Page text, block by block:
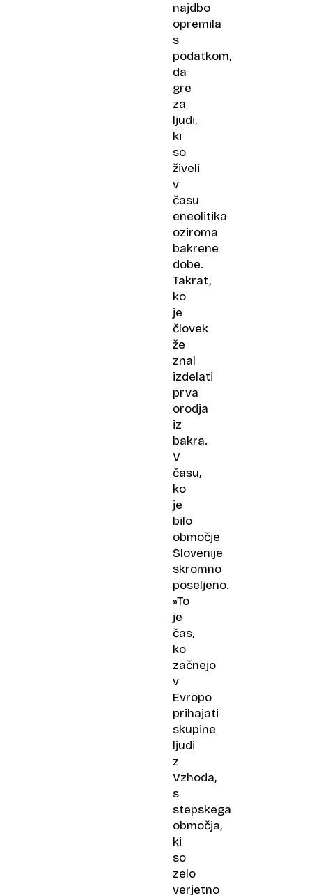
najdbo
opremila
s
podatkom,
da
gre
za
ljudi,
ki
so
živeli
v
času
eneolitika
oziroma
bakrene
dobe.
Takrat,
ko
je
človek
že
znal
izdelati
prva
orodja
iz
bakra.
V
času,
ko
je
bilo
območje
Slovenije
skromno
poseljeno.
»To
je
čas,
ko
začnejo
v
Evropo
prihajati
skupine
ljudi
z
Vzhoda,
s
stepskega
območja,
ki
so
zelo
verjetno